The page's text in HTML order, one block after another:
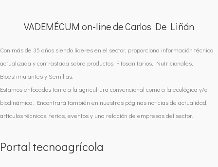
VADEMÉCUM on-line de Carlos De Liñán
Con más de 35 años siendo líderes en el sector, proporciona información técnica
actualizada y contrastada sobre productos Fitosanitarios, Nutricionales,
Bioestimulantes y Semillas.
Estamos enfocados tanto a la agricultura convencional como a la ecológica y/o
biodinámica. Encontrará también en nuestras páginas noticias de actualidad,
artículos técnicos, ferias, eventos y una relación de empresas del sector.
Portal tecnoagrícola